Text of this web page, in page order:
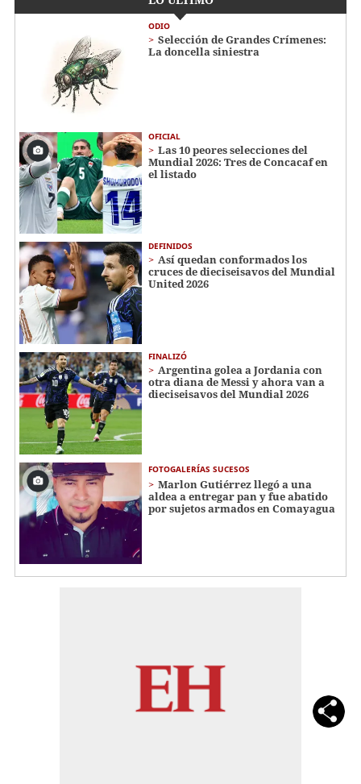
ODIO
Selección de Grandes Crímenes:
La doncella siniestra
OFICIAL
Las 10 peores selecciones del
Mundial 2026: Tres de Concacaf en
el listado
DEFINIDOS
Así quedan conformados los
cruces de dieciseisavos del Mundial
United 2026
FINALIZÓ
Argentina golea a Jordania con
otra diana de Messi y ahora van a
dieciseisavos del Mundial 2026
FOTOGALERÍAS SUCESOS
Marlon Gutiérrez llegó a una
aldea a entregar pan y fue abatido
por sujetos armados en Comayagua